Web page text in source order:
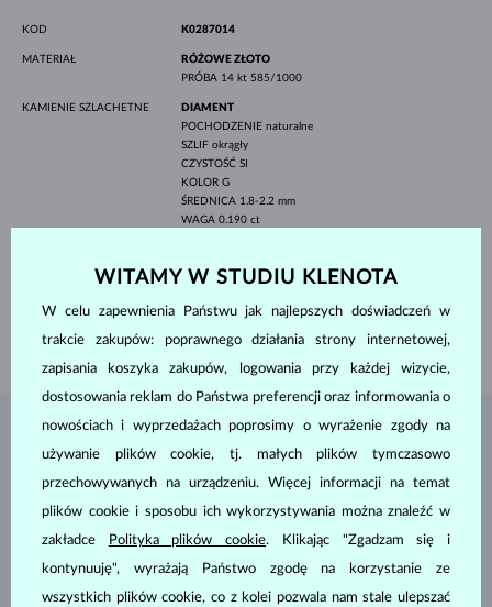
KOD K0287014
MATERIAŁ
RÓŻOWE ZŁOTO
PRÓBA 14 kt 585/1000
KAMIENIE SZLACHETNE
DIAMENT
POCHODZENIE naturalne
SZLIF okrągły
CZYSTOŚĆ SI
KOLOR G
ŚREDNICA 1.8-2.2 mm
WAGA 0.190 ct
6.90 mm
DŁUGOŚĆ 18.50 mm
WAGA 1.45 g
BIŻUTERIA Z ATELIER KLENOTA
WITAMY W STUDIU KLENOTA
W celu zapewnienia Państwu jak najlepszych doświadczeń w
trakcie zakupów: poprawnego działania strony internetowej,
zapisania koszyka zakupów, logowania przy każdej wizycie,
dostosowania reklam do Państwa preferencji oraz informowania o
nowościach i wyprzedażach poprosimy o wyrażenie zgody na
używanie plików cookie, tj. małych plików tymczasowo
przechowywanych na urządzeniu. Więcej informacji na temat
plików cookie i sposobu ich wykorzystywania można znaleźć w
zakładce
Polityka plików cookie. Klikając "Zgadzam się i
kontynuuję", wyrażają Państwo zgodę na korzystanie ze
wszystkich plików cookie, co z kolei pozwala nam stale ulepszać